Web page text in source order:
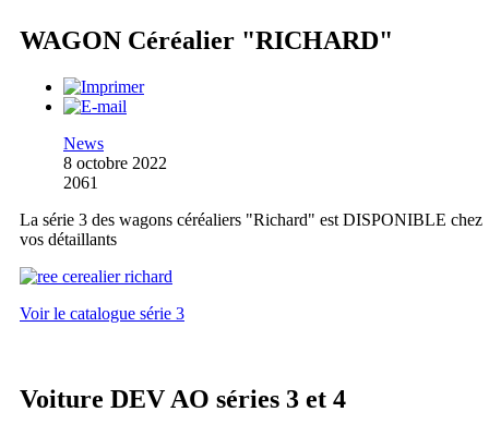
WAGON Céréalier "RICHARD"
News
8 octobre 2022
2061
La série 3 des wagons céréaliers "Richard" est DISPONIBLE chez
vos détaillants
Voir le catalogue série 3
Voiture DEV AO séries 3 et 4